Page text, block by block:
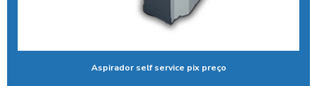
Calibrador de pneus com pagamento via pix
Aspirador self service pix preço